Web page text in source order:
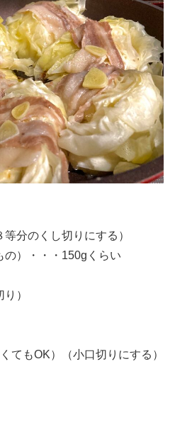
分のくし切りにする）
の）・・・150gくらい
）
てもOK）（小口切りにする）